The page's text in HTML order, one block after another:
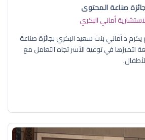
جائزة صناعة المحتوى
أماني البكري
د.أماني بنت سعيد البكري بجائزة صناعة
لتميزها في توعية الأسر تجاه التعامل مع